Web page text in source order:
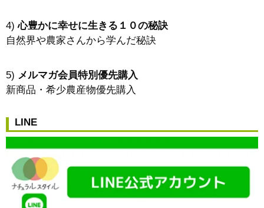
4)心豊かに幸せに生きる１０の秘訣
自然界や農家さんから学んだ秘訣
5) メルマガ会員特別優先購入
新商品・希少農産物優先購入
LINE